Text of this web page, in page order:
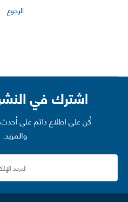
الرجوع
اشترك في
كُن على اطلاع دائم على أحدث
والمزيد.